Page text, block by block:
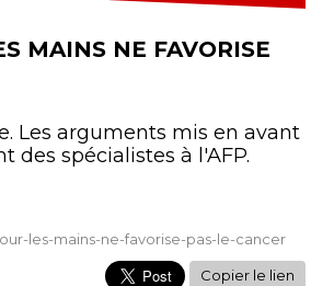
MAINS NE FAVORISE
Les arguments mis en avant
des spécialistes à l'AFP.
les-mains-ne-favorise-pas-le-cancer
Copier le lien